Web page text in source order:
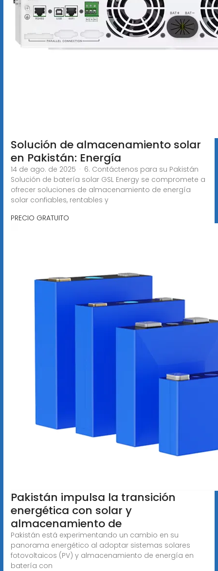
Solución de almacenamiento solar
en Pakistán: Energía
14 de ago. de 2025 · 6. Contáctenos para su Pakistán
Solución de batería solar GSL Energy se compromete a
ofrecer soluciones de almacenamiento de energía
solar confiables, rentables y
PRECIO GRATUITO
Pakistán impulsa la transición
energética con solar y
almacenamiento de
Pakistán está experimentando un cambio en su
panorama energético al adoptar sistemas solares
fotovoltaicos (PV) y almacenamiento de energía en
batería con